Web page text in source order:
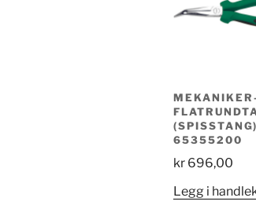
65355200
kr 696,00
Legg i